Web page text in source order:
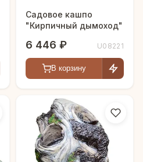
Садовое кашпо
"Кирпичный дымоход"
6 446 ₽ U08221
В корзину